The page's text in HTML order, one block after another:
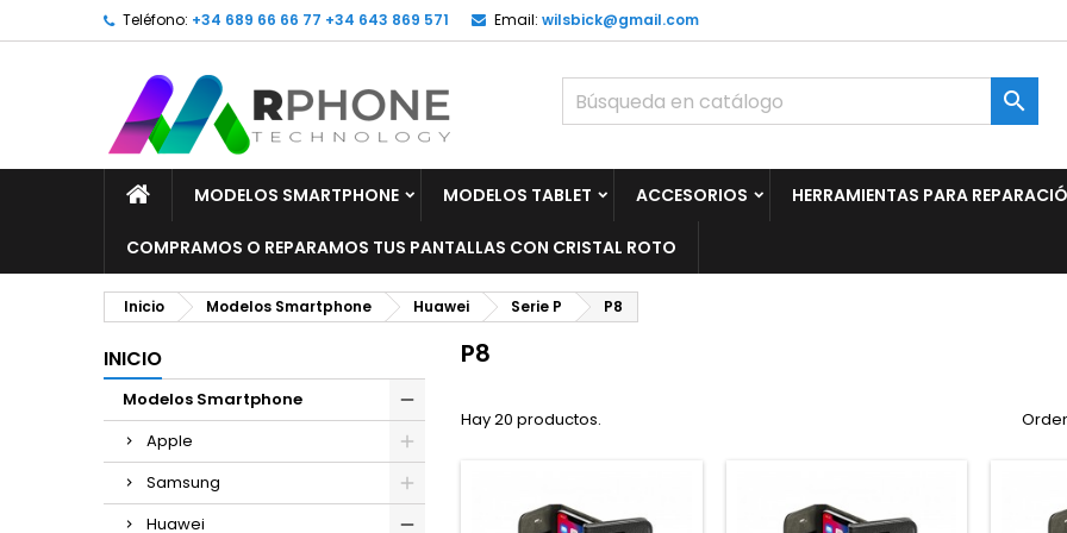
Teléfono: +34 689 66 66 77 +34 643 869 571 Email: wilsbick@gmail.com

MODELOS SMARTPHONE MODELOS TABLET ACCESORIOS HERRAMIENTAS PARA
COMPRAMOS O REPARAMOS TUS PANTALLAS CON CRISTAL ROTO
Inicio Modelos Smartphone Huawei Serie P P8
INICIO
Modelos Smartphone
Apple
Samsung
Huawei
P8
Hay 20 productos.